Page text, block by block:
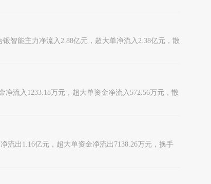
智能主力净流入2.88亿元，超大单净流入2.38亿元，散
流入1233.18万元，超大单资金净流入572.56万元，散
流出1.16亿元，超大单资金净流出7138.26万元，换手